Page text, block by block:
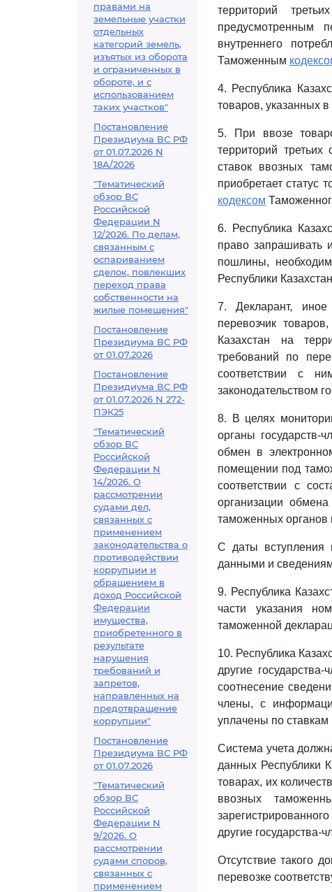
правами на
земельные участки
отдельных
категорий земель,
изъятых из оборота
и ограниченных в
обороте, и с
использованием
таких участков"
Постановление
Президиума ВС РФ
от 01.07.2026 N
18А/2026
"Тематический
обзор ВС
Российской
Федерации N
12/2026. По делам,
связанным с
оспариванием
сделок, повлекших
переход права
собственности на
жилые помещения"
Постановление
Президиума ВС РФ
от 01.07.2026
Постановление
Президиума ВС РФ
от 01.07.2026 N 272-
ПЭК25
"Тематический
обзор ВС
Российской
Федерации N
14/2026. О
рассмотрении
судами дел,
связанных с
применением
законодательства о
противодействии
коррупции и
обращением в
доход Российской
Федерации
имущества,
приобретенного в
результате
нарушения
требований и
запретов,
направленных на
предотвращение
коррупции"
Постановление
Президиума ВС РФ
от 01.07.2026
"Тематический
обзор ВС
Российской
Федерации N
9/2026. О
рассмотрении
судами споров,
связанных с
применением
территорий
предусмотренным
внутреннего
Таможенным
4. Республика
товаров, указанных в
5. При ввозе
территорий
ставок ввозных
приобретает статус
кодексом
6. Республика
право запрашивать
пошлины,
Республики
7. Декларант,
перевозчик
Казахстан на
требований по
соответствии с
законодательством
8. В целях
органы
обмен в
помещении под
соответствии с
организации
таможенных органов
С даты вступления
данными и
9. Республика
части указания
таможенной
10. Республика
другие
соотнесение
члены, с
уплачены по
Система учета
данных Республики
товарах, их
ввозных
другие государства-
Отсутствие такого
перевозке